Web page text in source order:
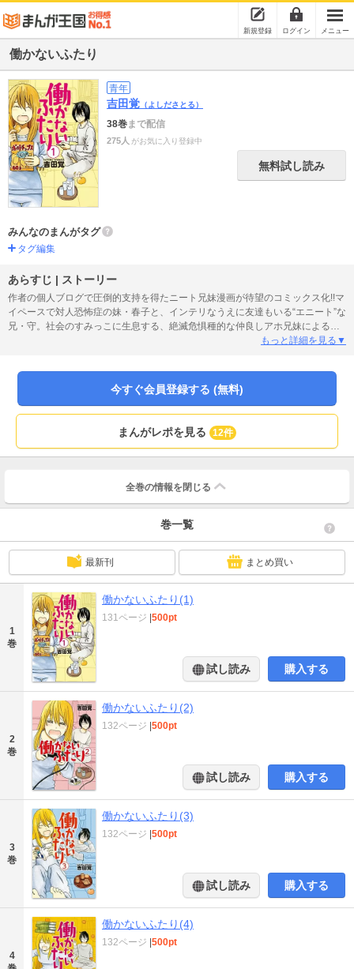
新規登録 ログイン メニュー
働かないふたり
青年
吉田覚 （よしださとる）
38巻まで配信
275人 がお気に入り登録中
無料試し読み
みんなのまんがタグ
タグ編集
あらすじ | ストーリー
作者の個人ブログで圧倒的支持を得たニート兄妹漫画が待望のコミックス化!!マ
イペースで対人恐怖症の妹・春子と、インテリなうえに友達もいる“エニート”な
兄・守。社会のすみっこに生息する、絶滅危惧種的な仲良しアホ兄妹によるぐ
ーたら日常漫画。大きい声では言えないけれど、この兄妹ちょっとうらやまし
もっと詳細を見る▼
今すぐ会員登録する (無料)
まんがレポを見る 12件
全巻の情報を 閉じる
巻一覧
最新刊 まとめ買い
1
巻
働かないふたり(1)
131ページ |500pt
試し読み 購入する
2
巻
働かないふたり(2)
132ページ |500pt
試し読み 購入する
3
巻
働かないふたり(3)
132ページ |500pt
試し読み 購入する
4
働かないふたり(4)
132ページ |500pt